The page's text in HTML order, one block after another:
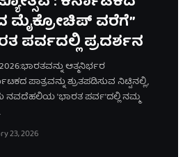
ಮೈಕ್ರೋಚಿಪ್ ವರೆಗೆ”
ಪರ್ವದಲ್ಲಿ ಪ್ರದರ್ಶನ
ಆತ್ಮನಿರ್ಭರ
ಪಾತ್ರವನ್ನು ಶ್ರುತಪಡಿಸುವ ನಿಟ್ಟಿನಲ್ಲಿ,
ನವದೆಹಲಿಯ 'ಭಾರತ ಪರ್ವ'ದಲ್ಲಿ ನಮ್ಮ
23, 2026